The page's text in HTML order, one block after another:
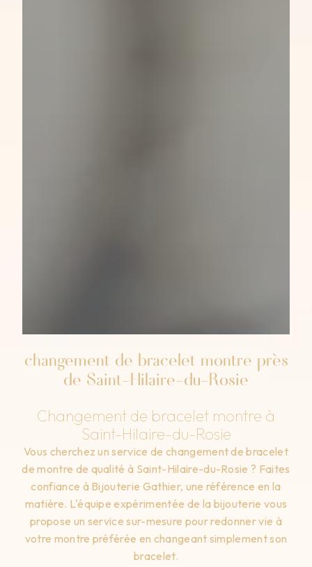
changement de bracelet montre près
de Saint-Hilaire-du-Rosie
Changement de bracelet montre à
Saint-Hilaire-du-Rosie
Vous cherchez un service de changement de bracelet
de montre de qualité à Saint-Hilaire-du-Rosie ? Faites
confiance à Bijouterie Gathier, une référence en la
matière. L'équipe expérimentée de la bijouterie vous
propose un service sur-mesure pour redonner vie à
votre montre préférée en changeant simplement son
bracelet.